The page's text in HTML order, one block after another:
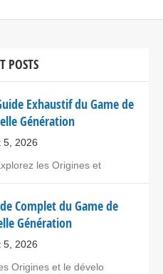
POSTS
Exhaustif du Game de
Génération
5, 2026
les Origines et
Complet du Game de
Génération
5, 2026
Origines et le dévelo